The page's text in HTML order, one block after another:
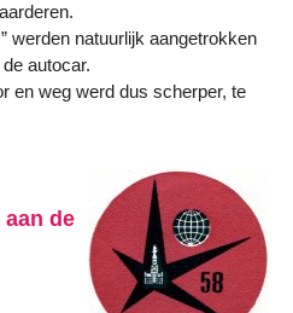
werden natuurlijk aangetrokken
autocar.
en weg werd dus scherper, te
de